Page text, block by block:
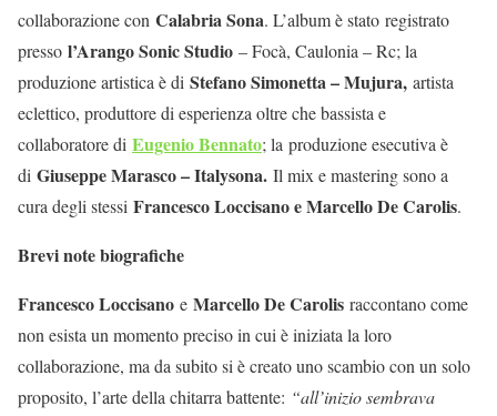
collaborazione con Calabria Sona. L’album è stato registrato
presso l’Arango Sonic Studio – Focà, Caulonia – Rc; la
produzione artistica è di Stefano Simonetta – Mujura, artista
eclettico, produttore di esperienza oltre che bassista e
collaboratore di Eugenio Bennato; la produzione esecutiva è
di Giuseppe Marasco – Italysona. Il mix e mastering sono a
cura degli stessi Francesco Loccisano e Marcello De Carolis.
Brevi note biografiche
Francesco Loccisano e Marcello De Carolis raccontano come
non esista un momento preciso in cui è iniziata la loro
collaborazione, ma da subito si è creato uno scambio con un solo
proposito, l’arte della chitarra battente: “all’inizio sembrava